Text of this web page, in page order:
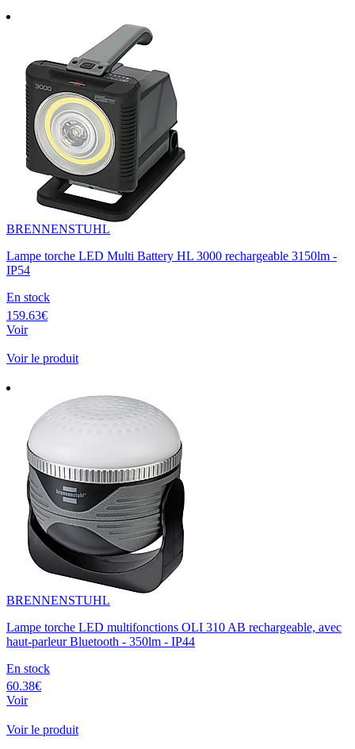
BRENNENSTUHL
Lampe torche LED Multi Battery HL 3000 rechargeable 3150lm -
IP54
En stock
159.63€
Voir
Voir le produit
BRENNENSTUHL
Lampe torche LED multifonctions OLI 310 AB rechargeable, avec
haut-parleur Bluetooth - 350lm - IP44
En stock
60.38€
Voir
Voir le produit